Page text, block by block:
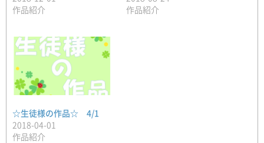
作品紹介
作品紹介
☆生徒様の作品☆ 4/1
2018-04-01
作品紹介